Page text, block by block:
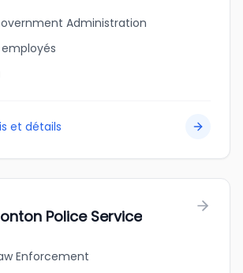
Administration
employés
et détails
Police Service
Enforcement